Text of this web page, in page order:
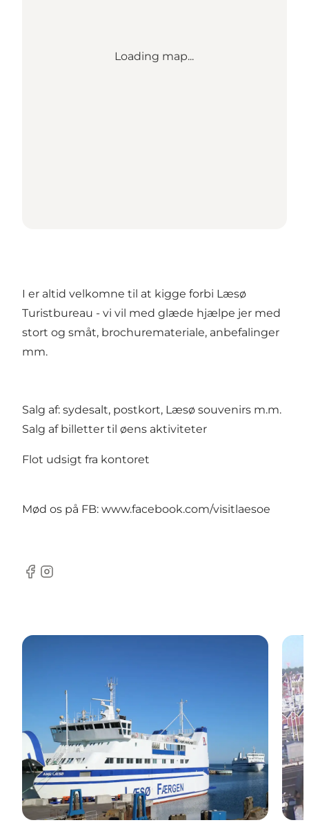
Loading map...
I er altid velkomne til at kigge forbi Læsø
Turistbureau - vi vil med glæde hjælpe jer med
stort og småt, brochuremateriale, anbefalinger
mm.
Salg af: sydesalt, postkort, Læsø souvenirs m.m.
Salg af billetter til øens aktiviteter
Flot udsigt fra kontoret
Mød os på FB: www.facebook.com/visitlaesoe
Facebook
Instagram